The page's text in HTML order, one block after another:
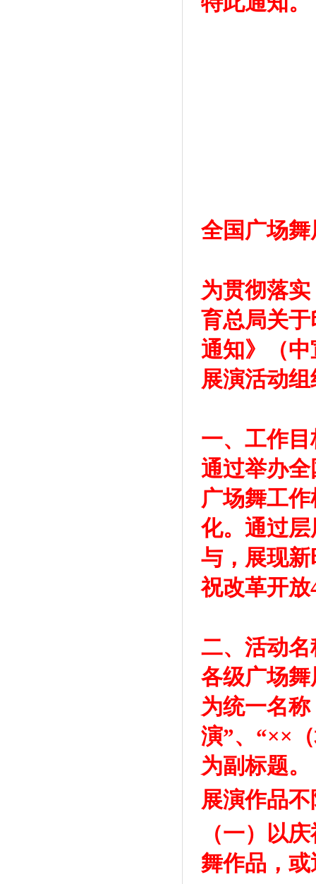
全国广场
为贯彻落
育总局关
通知》（
展演活动
一、工作目
通过举办
广场舞工
化。通过
与，展现
祝改革开
二、活动
各级广场
为统一名
演”、“××
为副标题。
展演作品
（一）以
舞作品，